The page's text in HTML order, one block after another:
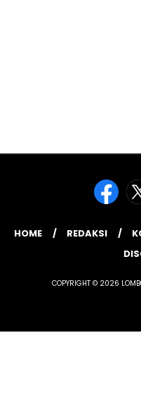
HOME REDAKSI
COPYRIGHT © 2026